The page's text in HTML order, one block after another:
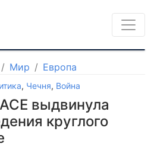
Мир Европа
, Чечня, Война
выдвинула
круглого